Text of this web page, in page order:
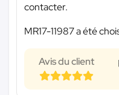
contacter.
MR17-11987 a été
Avis du client